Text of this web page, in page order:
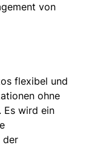
von
flexibel und
ohne
Es wird ein
der